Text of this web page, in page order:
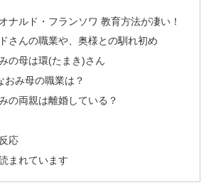
ナルド・フランソワ 教育方法が凄い！
さんの職業や、奥様との馴れ初め
の母は環(たまき)さん
おみ母の職業は？
の両親は離婚している？
応
まれています